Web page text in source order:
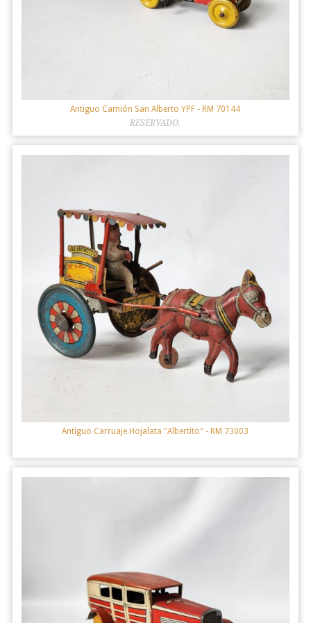
Antiguo Camión San Alberto YPF - RM 70144
RESERVADO.
Antiguo Carruaje Hojalata "Albertito" - RM 73003